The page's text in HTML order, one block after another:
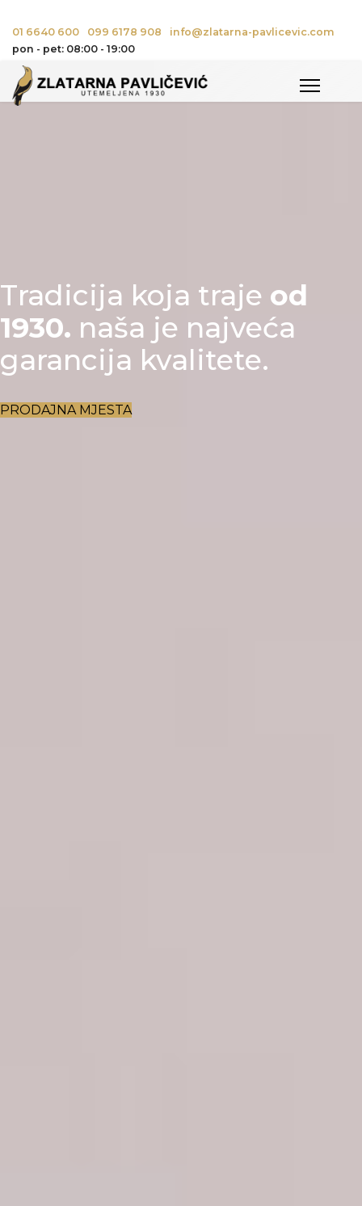
01 6640 600 099 6178 908
info@zlatarna-pavlicevic.com
pon - pet: 08:00 - 19:00
Tradicija koja traje od
1930. naša je najveća
garancija kvalitete.
PRODAJNA MJESTA